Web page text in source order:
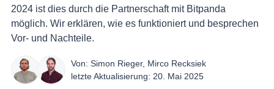
2024 ist dies durch die Partnerschaft mit Bitpanda
möglich. Wir erklären, wie es funktioniert und besprechen
Vor- und Nachteile.
Von: Simon Rieger, Mirco Recksiek
letzte Aktualisierung: 20. Mai 2025